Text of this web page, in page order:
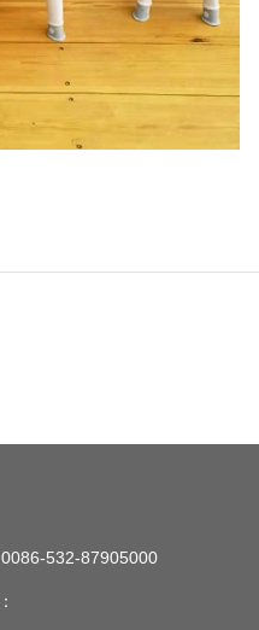
0086-532-87905000
：